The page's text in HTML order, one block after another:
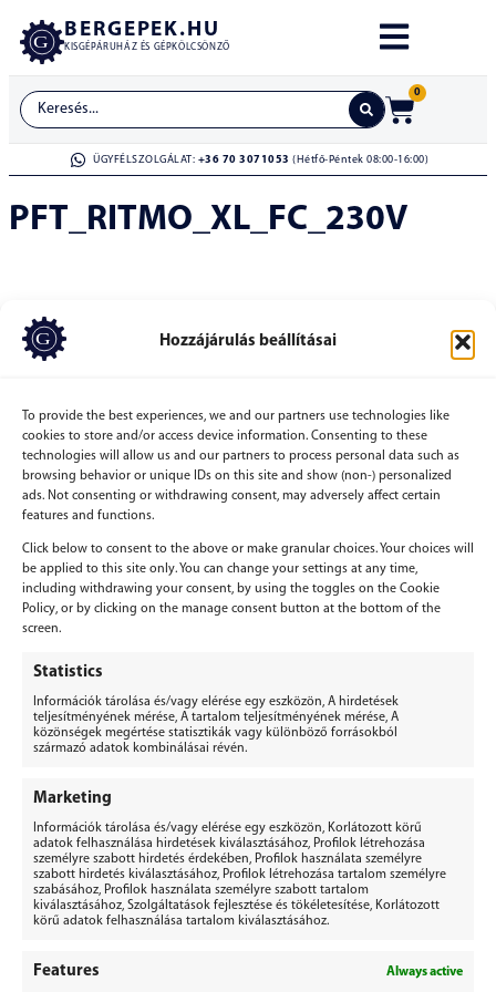
Hozzájárulás beállításai
To provide the best experiences, we and our partners use technologies like
cookies to store and/or access device information. Consenting to these
technologies will allow us and our partners to process personal data such as
browsing behavior or unique IDs on this site and show (non-) personalized
ads. Not consenting or withdrawing consent, may adversely affect certain
features and functions.
Click below to consent to the above or make granular choices. Your choices will
be applied to this site only. You can change your settings at any time,
including withdrawing your consent, by using the toggles on the Cookie
Policy, or by clicking on the manage consent button at the bottom of the
screen.
Statistics
Információk tárolása és/vagy elérése egy eszközön, A hirdetések
teljesítményének mérése, A tartalom teljesítményének mérése, A
közönségek megértése statisztikák vagy különböző forrásokból
származó adatok kombinálásai révén.
Marketing
Információk tárolása és/vagy elérése egy eszközön, Korlátozott körű
adatok felhasználása hirdetések kiválasztásához, Profilok létrehozása
személyre szabott hirdetés érdekében, Profilok használata személyre
szabott hirdetés kiválasztásához, Profilok létrehozása tartalom személyre
szabásához, Profilok használata személyre szabott tartalom
kiválasztásához, Szolgáltatások fejlesztése és tökéletesítése, Korlátozott
körű adatok felhasználása tartalom kiválasztásához.
Features Always active
BERGEPEK.HU
KISGÉPÁRUHÁZ ÉS GÉPKÖLCSÖNZŐ
0
ÜGYFÉLSZOLGÁLAT: +36 70 3071053 (Hétfő-Péntek 08:00-16:00)
PFT_RITMO_XL_FC_230V
BERGEPEK.HU
KISGÉPÁRUHÁZ ÉS GÉPKÖLCSÖNZŐ
Bérgépek Gépáruház Kereskedelmi Kft.
4173 Nagyrábé, Esze Tamás utca 28.